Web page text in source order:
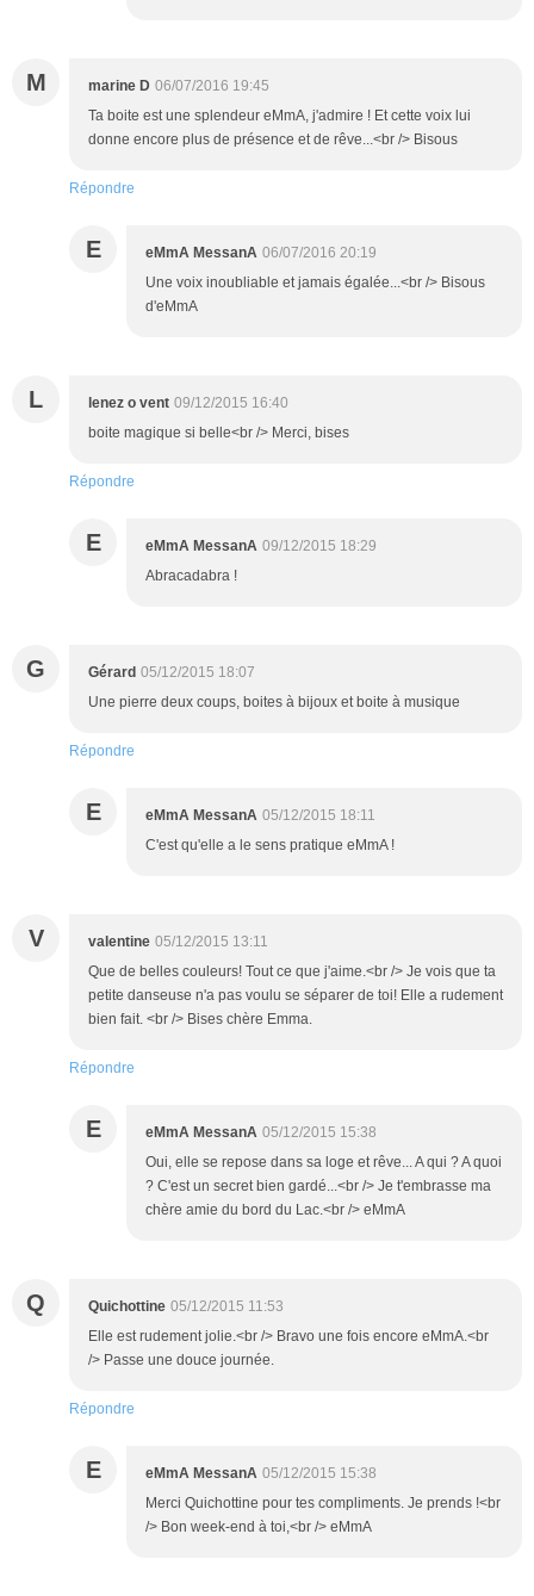
M marine D 06/07/2016 19:45
Ta boite est une splendeur eMmA, j'admire ! Et cette voix lui
donne encore plus de présence et de rêve...<br /> Bisous
Répondre
E eMmA MessanA 06/07/2016 20:19
Une voix inoubliable et jamais égalée...<br /> Bisous
d'eMmA
L lenez o vent 09/12/2015 16:40
boite magique si belle<br /> Merci, bises
Répondre
E eMmA MessanA 09/12/2015 18:29
Abracadabra !
G Gérard 05/12/2015 18:07
Une pierre deux coups, boites à bijoux et boite à musique
Répondre
E eMmA MessanA 05/12/2015 18:11
C'est qu'elle a le sens pratique eMmA !
V valentine 05/12/2015 13:11
Que de belles couleurs! Tout ce que j'aime.<br /> Je vois que ta
petite danseuse n'a pas voulu se séparer de toi! Elle a rudement
bien fait. <br /> Bises chère Emma.
Répondre
E eMmA MessanA 05/12/2015 15:38
Oui, elle se repose dans sa loge et rêve... A qui ? A quoi
? C'est un secret bien gardé...<br /> Je t'embrasse ma
chère amie du bord du Lac.<br /> eMmA
Q Quichottine 05/12/2015 11:53
Elle est rudement jolie.<br /> Bravo une fois encore eMmA.<br
/> Passe une douce journée.
Répondre
E eMmA MessanA 05/12/2015 15:38
Merci Quichottine pour tes compliments. Je prends !<br
/> Bon week-end à toi,<br /> eMmA